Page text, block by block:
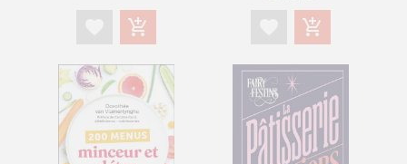
add_shopping_cart add_shopping_cart